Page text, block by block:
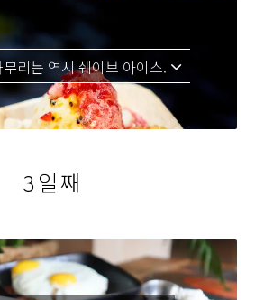
리는 역시 쉐이브 아이스.
3일째